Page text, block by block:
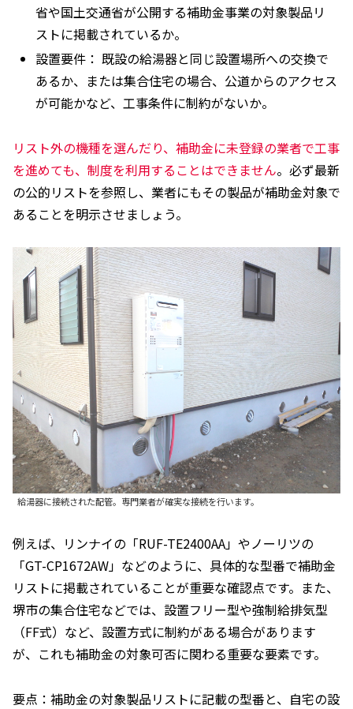
省や国土交通省が公開する補助金事業の対象製品リ
ストに掲載されているか。
設置要件： 既設の給湯器と同じ設置場所への交換で
あるか、または集合住宅の場合、公道からのアクセス
が可能かなど、工事条件に制約がないか。
リスト外の機種を選んだり、補助金に未登録の業者で工事
を進めても、制度を利用することはできません。必ず最新
の公的リストを参照し、業者にもその製品が補助金対象で
あることを明示させましょう。
給湯器に接続された配管。専門業者が確実な接続を行います。
例えば、リンナイの「RUF-TE2400AA」やノーリツの
「GT-CP1672AW」などのように、具体的な型番で補助金
リストに掲載されていることが重要な確認点です。また、
堺市の集合住宅などでは、設置フリー型や強制給排気型
（FF式）など、設置方式に制約がある場合があります
が、これも補助金の対象可否に関わる重要な要素です。
要点：補助金の対象製品リストに記載の型番と、自宅の設